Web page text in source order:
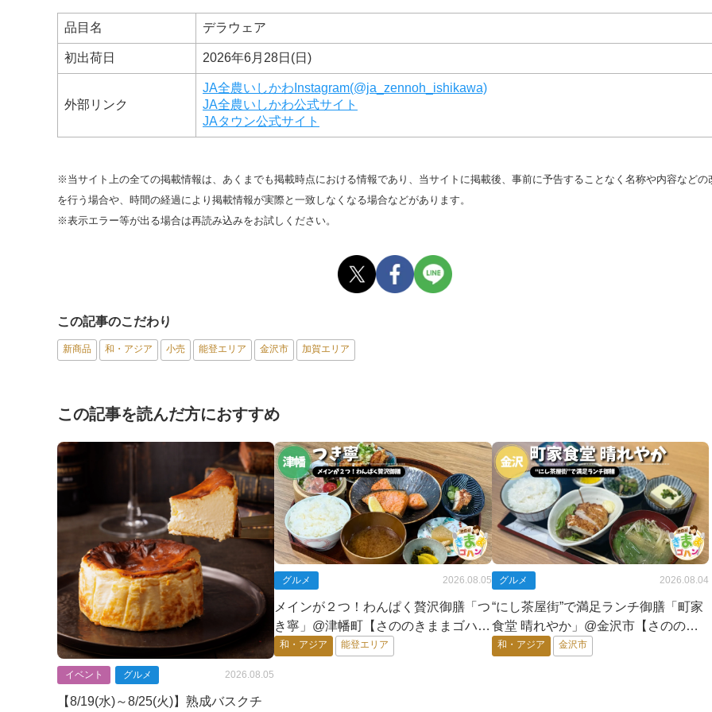
品目名 デラウェア
初出荷日 2026年6月28日(日)
外部リンク
JA全農いしかわInstagram(@ja_zennoh_ishikawa)
JA全農いしかわ公式サイト
JAタウン公式サイト
※当サイト上の全ての掲載情報は、あくまでも掲載時点における情報であり、当サイトに掲載後、事前に予告することなく名称や内容などの
を行う場合や、時間の経過により掲載情報が実際と一致しなくなる場合などがあります。
※表示エラー等が出る場合は再読み込みをお試しください。
この記事のこだわり
新商品 和・アジア 小売 能登エリア 金沢市 加賀エリア
この記事を読んだ方におすすめ
イベント グルメ 2026.08.05
【8/19(水)～8/25(火)】熟成バスクチ
グルメ 2026.08.05
メインが２つ！わんぱく贅沢御膳「つ
き寧」@津幡町【さののきままゴハ
ン】
和・アジア 能登エリア
グルメ 2026.08.04
“にし茶屋街”で満足ランチ御膳「町家
食堂 晴れやか」@金沢市【さののき
ままゴハン】
和・アジア 金沢市